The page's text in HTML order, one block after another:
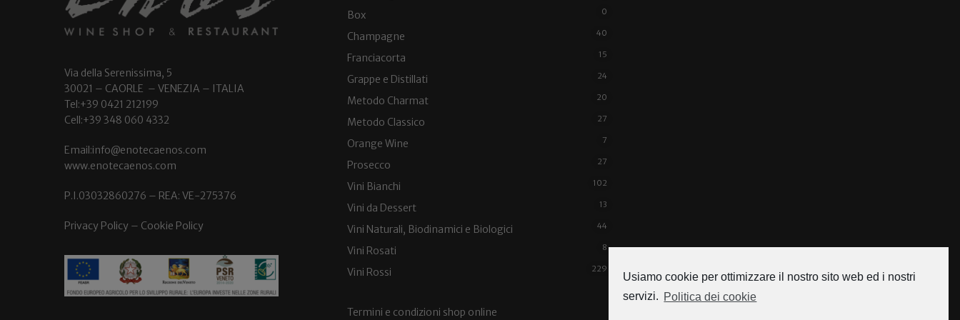
Via della Serenissima, 5
30021 – CAORLE – VENEZIA – ITALIA
Tel:+39 0421 212199
Cell:+39 348 060 4332
Email:info@enotecaenos.com
www.enotecaenos.com
P.I.03032860276 – REA: VE-275376
Privacy Policy – Cookie Policy
Box 0
Champagne 40
Franciacorta 15
Grappe e Distillati 24
Metodo Charmat 20
Metodo Classico 27
Orange Wine 7
Prosecco 27
Vini Bianchi 102
Vini da Dessert 13
Vini Naturali, Biodinamici e Biologici 44
Vini Rosati 8
Vini Rossi 229
Termini e condizioni shop online
Usiamo cookie per ottimizzare il nostro sito web ed i nostri
servizi. Politica dei cookie